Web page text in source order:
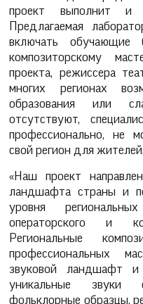
проект выполнит и
Предлагаемая
включать обучающие
композиторскому
проекта, режиссера
многих регионах
образования или
отсутствуют,
профессионально, не
свой регион для жителей.
«Наш проект
ландшафта страны и
уровня
операторского и
Региональные
профессиональных
звуковой ландшафт
уникальные звуки
фольклорные образцы,